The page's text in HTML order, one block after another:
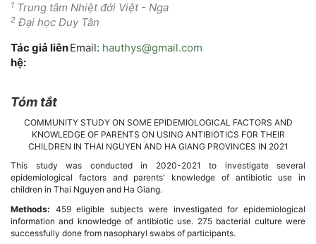
1 Trung tâm Nhiệt đới Việt - Nga
2 Đại học Duy Tân
Tác giả liên
hệ:
Email: hauthys@gmail.com
Nội
dung
chính
của
bài
Tóm tắt
COMMUNITY STUDY ON SOME EPIDEMIOLOGICAL FACTORS AND
KNOWLEDGE OF PARENTS ON USING ANTIBIOTICS FOR THEIR
CHILDREN IN THAI NGUYEN AND HA GIANG PROVINCES IN 2021
This study was conducted in 2020-2021 to investigate several
epidemiological factors and parents' knowledge of antibiotic use in
children in Thai Nguyen and Ha Giang.
Methods: 459 eligible subjects were investigated for epidemiological
information and knowledge of antibiotic use. 275 bacterial culture were
successfully done from nasopharyl swabs of participants.